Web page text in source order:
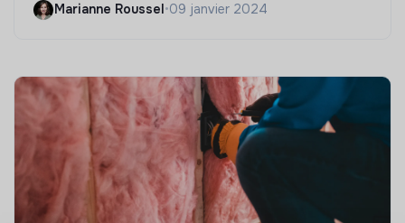
Marianne Roussel •09 janvier 2024